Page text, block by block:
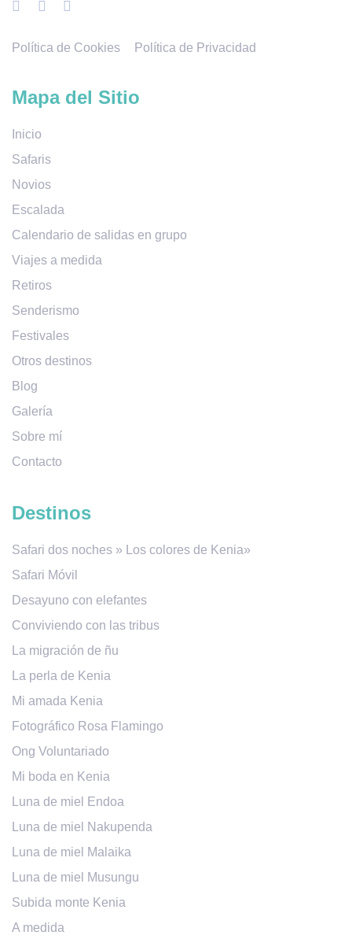
Política de Cookies Política de Privacidad
Mapa del Sitio
Inicio
Safaris
Novios
Escalada
Calendario de salidas en grupo
Viajes a medida
Retiros
Senderismo
Festivales
Otros destinos
Blog
Galería
Sobre mí
Contacto
Destinos
Safari dos noches » Los colores de Kenia»
Safari Móvil
Desayuno con elefantes
Conviviendo con las tribus
La migración de ñu
La perla de Kenia
Mi amada Kenia
Fotográfico Rosa Flamingo
Ong Voluntariado
Mi boda en Kenia
Luna de miel Endoa
Luna de miel Nakupenda
Luna de miel Malaika
Luna de miel Musungu
Subida monte Kenia
A medida